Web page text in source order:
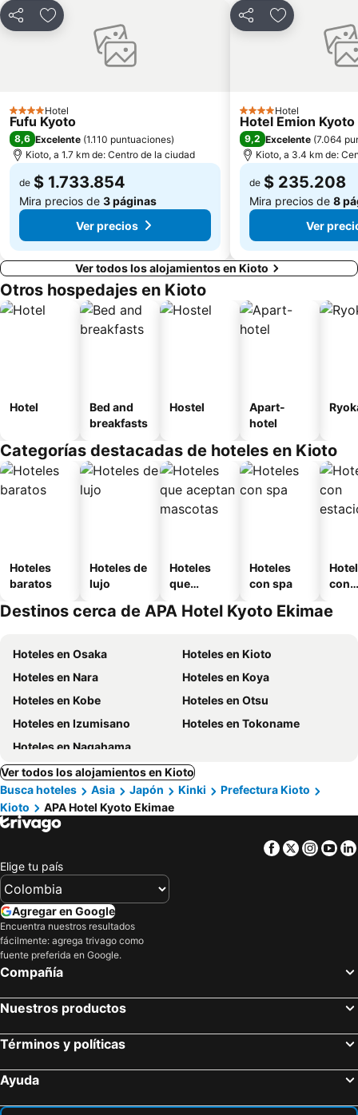
CompartirAgregar a favoritos
4 Estrellas
Hotel
Fufu Kyoto
8,6 Excelente (1.110 puntuaciones)
Kioto, a 1.7 km de: Centro de la ciudad
de $ 1.733.854
Mira precios de 3 páginas
Ver precios
CompartirAgregar a
4 Estrellas
Hotel
Hotel Emion Kyoto
9,2 Excelente (7.064
Kioto, a 3.4 km de:
de $ 235.208
Mira precios de 8
Ver
Ver todos los alojamientos en Kioto
Otros hospedajes en Kioto
Hotel
Bed and
breakfasts
Hostel
Apart-
hotel
Categorías destacadas de hoteles en Kioto
Hoteles
baratos
Hoteles de
lujo
Hoteles
que
mascotas
Hoteles
con spa
con
Destinos cerca de APA Hotel Kyoto Ekimae
Hoteles en Osaka
Hoteles en Kioto
Hoteles en Nara
Hoteles en Koya
Hoteles en Kobe
Hoteles en Otsu
Hoteles en Izumisano
Hoteles en Tokoname
Hoteles en Nagahama
Ver todos los alojamientos en Kioto
Busca hoteles
Asia Japón Kinki
Prefectura Kioto
Kioto
APA Hotel Kyoto Ekimae
Facebook
Twitter
Elige tu país
Agregar en Google
Encuentra nuestros resultados
fácilmente: agrega trivago como
fuente preferida en Google.
Compañía
Nuestros productos
Términos y políticas
Ayuda